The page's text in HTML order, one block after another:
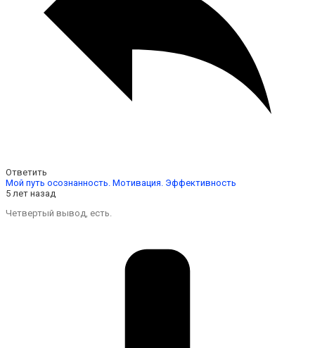
Ответить
Мой путь осознанность. Мотивация. Эффективность
5 лет назад
Четвертый вывод, есть.